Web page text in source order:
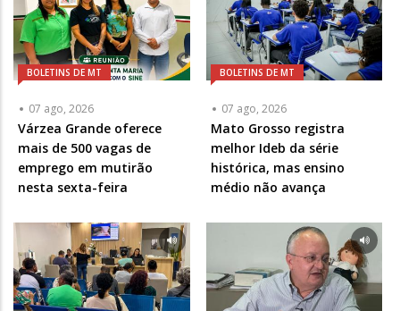
BOLETINS DE MT
07 ago, 2026
Várzea Grande oferece
mais de 500 vagas de
emprego em mutirão
nesta sexta-feira
BOLETINS DE MT
07 ago, 2026
Mato Grosso registra
melhor Ideb da série
histórica, mas ensino
médio não avança